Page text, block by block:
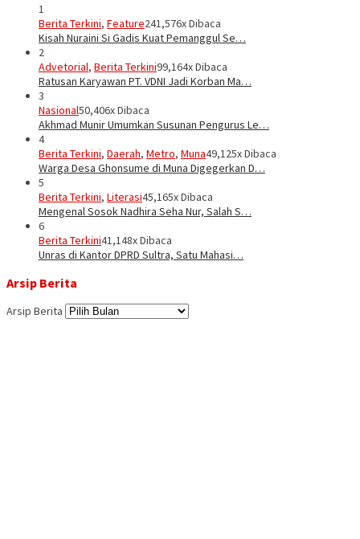
1
Berita Terkini, Feature241,576x Dibaca
Kisah Nuraini Si Gadis Kuat Pemanggul Se…
2
Advetorial, Berita Terkini99,164x Dibaca
Ratusan Karyawan PT. VDNI Jadi Korban Ma…
3
Nasional50,406x Dibaca
Akhmad Munir Umumkan Susunan Pengurus Le…
4
Berita Terkini, Daerah, Metro, Muna49,125x Dibaca
Warga Desa Ghonsume di Muna Digegerkan D…
5
Berita Terkini, Literasi45,165x Dibaca
Mengenal Sosok Nadhira Seha Nur, Salah S…
6
Berita Terkini41,148x Dibaca
Unras di Kantor DPRD Sultra, Satu Mahasi…
Arsip Berita
Arsip Berita